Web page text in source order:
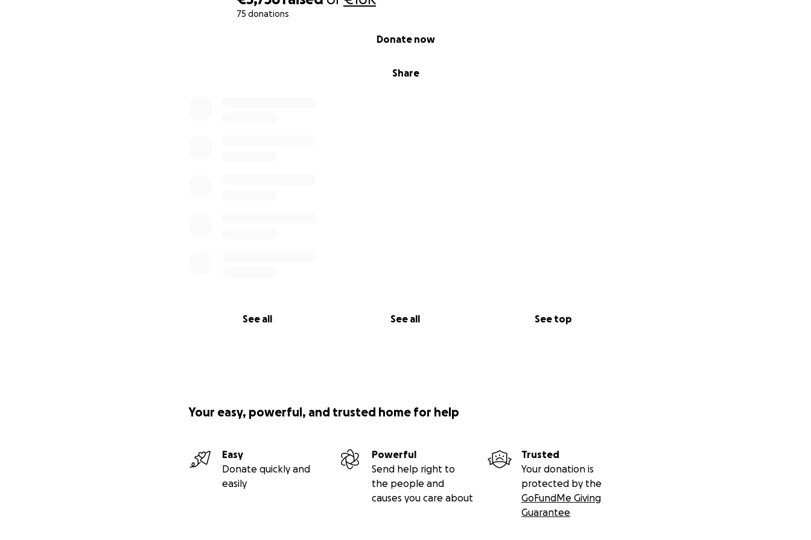
75 donations
Share
Donate now
See all See all See top
Żadna darowizna nie jest za mała, a nawet samo podzielenie się tym przesłaniem może mieć
Your easy, powerful, and trusted home for help
Easy
Donate quickly and
easily
Powerful
Send help right to
the people and
causes you care about
Trusted
Your donation is
protected by the
GoFundMe Giving
Guarantee